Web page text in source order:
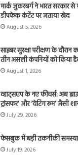
मार्क जुकरबर्ग ने भारत सरकार
डीपफेक कंटेंट पर जताया खेद
August 5, 2026
साइबर सुरक्षा परीक्षण के
तीन असली कंपनियों को किया
August 1, 2026
व्हाट्सएप के नए फीचर्स: अब
ट्रांसफर’ और ‘वेटिंग रूम’ जैसी
July 29, 2026
फेसबुक में बड़ी तकनीकी
July 19, 2026